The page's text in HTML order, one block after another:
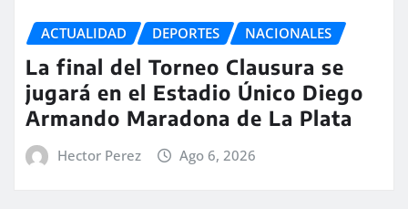
ACTUALIDAD DEPORTES NACIONALES
La final del Torneo Clausura se
jugará en el Estadio Único Diego
Armando Maradona de La Plata
Hector Perez Ago 6, 2026